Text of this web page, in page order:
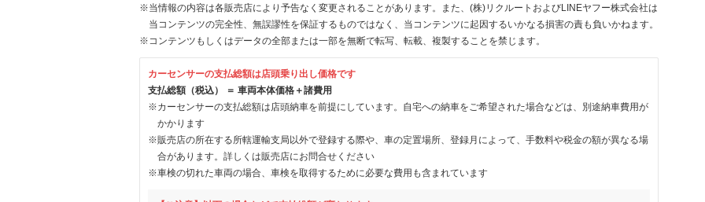
※当情報の内容は各販売店により予告なく変更されることがあります。また、(株)リクルートおよびLINEヤフー株式会社は
当コンテンツの完全性、無誤謬性を保証するものではなく、当コンテンツに起因するいかなる損害の責も負いかねます。
※コンテンツもしくはデータの全部または一部を無断で転写、転載、複製することを禁じます。
カーセンサーの支払総額は店頭乗り出し価格です
支払総額（税込） ＝ 車両本体価格＋諸費用
※カーセンサーの支払総額は店頭納車を前提にしています。自宅への納車をご希望された場合などは、別途納車費用が
かかります
※販売店の所在する所轄運輸支局以外で登録する際や、車の定置場所、登録月によって、手数料や税金の額が異なる場
合があります。詳しくは販売店にお問合せください
※車検の切れた車両の場合、車検を取得するために必要な費用も含まれています